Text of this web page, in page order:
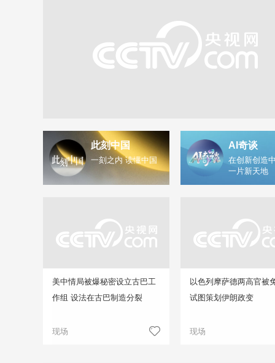
此刻中国
一刻之内 读懂中国
AI奇谈
在创新创造
一片新天地
美中情局被爆秘密设立古巴工
作组 设法在古巴制造分裂
现场
以色列摩萨德两高官被
试图策划伊朗政变
现场